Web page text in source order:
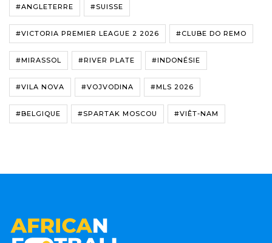
#ANGLETERRE #SUISSE
#VICTORIA PREMIER LEAGUE 2 2026 #CLUBE DO REMO
#MIRASSOL #RIVER PLATE #INDONÉSIE
#VILA NOVA #VOJVODINA #MLS 2026
#BELGIQUE #SPARTAK MOSCOU #VIÊT-NAM